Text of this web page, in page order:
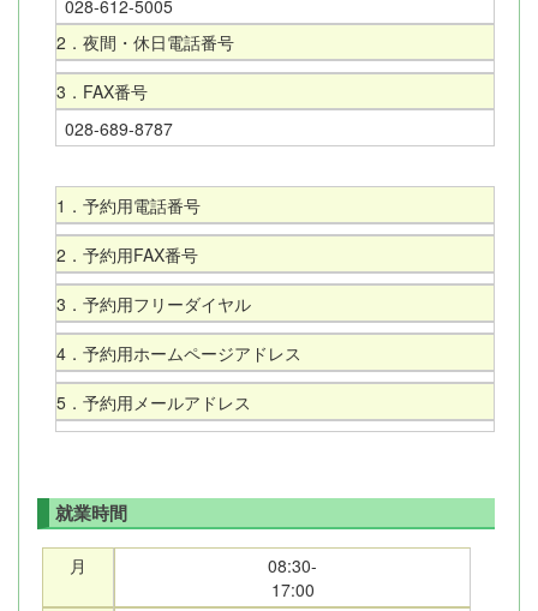
028-612-5005
2．夜間・休日電話番号
3．FAX番号
028-689-8787
1．予約用電話番号
2．予約用FAX番号
3．予約用フリーダイヤル
4．予約用ホームページアドレス
5．予約用メールアドレス
就業時間
月
08:30-
17:00